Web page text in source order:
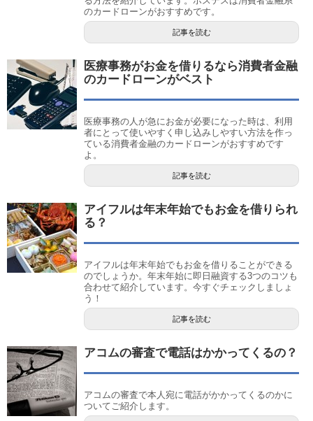
のカードローンがおすすめです。
記事を読む
医療事務がお金を借りるなら消費者金融
のカードローンがベスト
医療事務の人が急にお金が必要になった時は、利用
者にとって使いやすく申し込みしやすい方法を作っ
ている消費者金融のカードローンがおすすめです
よ。
記事を読む
アイフルは年末年始でもお金を借りられ
る？
アイフルは年末年始でもお金を借りることができる
のでしょうか。年末年始に即日融資する3つのコツも
合わせて紹介しています。今すぐチェックしましょ
う！
記事を読む
アコムの審査で電話はかかってくるの？
アコムの審査で本人宛に電話がかかってくるのかに
ついてご紹介します。